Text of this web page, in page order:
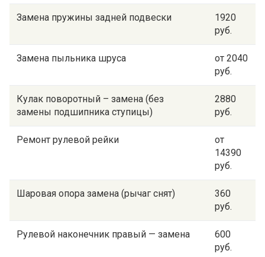
Замена пружины задней подвески
1920
руб.
Замена пыльника шруса
от 2040
руб.
Кулак поворотный – замена (без
замены подшипника ступицы)
2880
руб.
Ремонт рулевой рейки
от
14390
руб.
Шаровая опора замена (рычаг снят)
360
руб.
Рулевой наконечник правый — замена
600
руб.